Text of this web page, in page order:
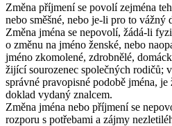
Změna příjmení se povolí zejména
nebo směšné, nebo je-li pro to vážný
Změna jména se nepovolí, žádá-li
o změnu na jméno ženské, nebo
jméno zkomolené, zdrobnělé,
žijící sourozenec společných rodičů;
správné pravopisné podobě jména,
doklad vydaný znalcem.
Změna jména nebo příjmení se
rozporu s potřebami a zájmy